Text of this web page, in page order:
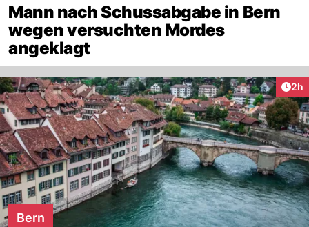
Mann nach Schussabgabe in Bern
wegen versuchten Mordes
angeklagt
2h
Bern